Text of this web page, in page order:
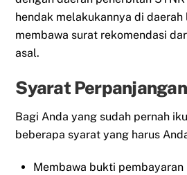
hendak melakukannya di daerah
membawa surat rekomendasi
asal.
Syarat
Bagi Anda yang sudah pernah
beberapa syarat yang harus
Membawa bukti pembayaran